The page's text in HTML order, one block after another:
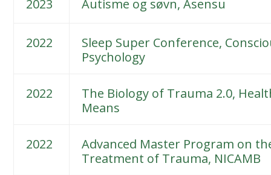
2023 Autisme og søvn, Asensu
2022
Sleep Super Conference,
Psychology
2022
The Biology of Trauma 2.0,
Means
2022
Advanced Master Program on
Treatment of Trauma, NICAMB